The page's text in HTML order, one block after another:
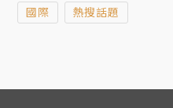
國際 熱搜話題